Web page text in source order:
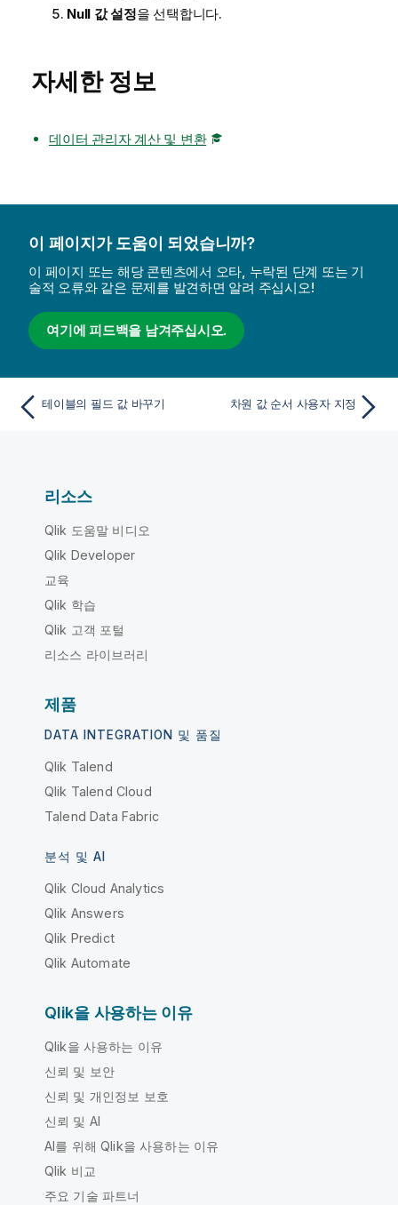
Null 값 설정을 선택합니다.
자세한 정보
데이터 관리자 계산 및 변환
이 페이지가 도움이 되었습니까?
이 페이지 또는 해당 콘텐츠에서 오타, 누락된 단계 또는 기
술적 오류와 같은 문제를 발견하면 알려 주십시오!
여기에 피드백을 남겨주십시오.
테이블의 필드 값 바꾸기 차원 값 순서 사용자 지정
리소스
Qlik 도움말 비디오
Qlik Developer
교육
Qlik 학습
Qlik 고객 포털
리소스 라이브러리
제품
DATA INTEGRATION 및 품질
Qlik Talend
Qlik Talend Cloud
Talend Data Fabric
분석 및 AI
Qlik Cloud Analytics
Qlik Answers
Qlik Predict
Qlik Automate
Qlik을 사용하는 이유
Qlik을 사용하는 이유
신뢰 및 보안
신뢰 및 개인정보 보호
신뢰 및 AI
AI를 위해 Qlik을 사용하는 이유
Qlik 비교
주요 기술 파트너